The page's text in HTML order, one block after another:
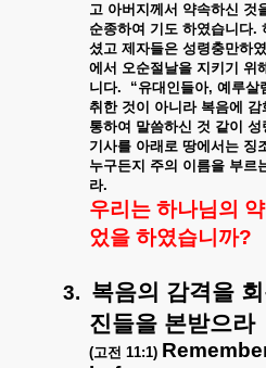
고 아버지께서 약속하신 것
순종하여 기도 하였습니다.
셨고 제자들은 성령충만하
에서 오순절날을 지키기 위
니다. “유대인들아, 예루살
취한 것이 아니라 복음에 감
통하여 말씀하신 것 같이 성
기사를 아래로 땅에서는 징
누구든지 주의 이름을 부르
라.
우리는 하나님의
었을 하였습니까?
3. 복음의 감격을
진들을 본받으라
(고전 11:1)